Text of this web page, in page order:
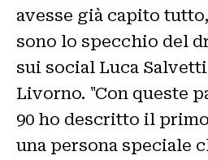
avesse già capito
sono lo specchio del
sui social Luca
Livorno. "Con queste
90 ho descritto il
una persona speciale